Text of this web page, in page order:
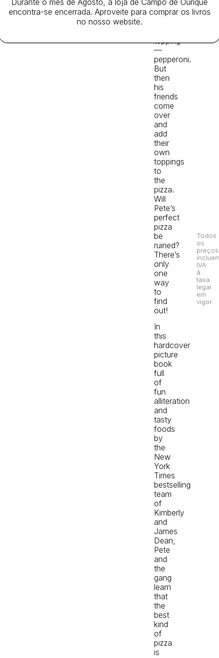
high
with
topping
—
pepperoni.
But
then
his
friends
come
over
and
add
their
own
toppings
to
the
pizza.
Will
Pete’s
perfect
pizza
be
ruined?
There’s
only
one
way
to
find
out!
In
this
hardcover
picture
book
full
of
fun
alliteration
and
tasty
foods
by
the
New
York
Times
bestselling
team
of
Kimberly
and
James
Dean,
Pete
and
the
gang
learn
that
the
best
kind
of
pizza
is
Todos
os
preços
IVA
à
taxa
legal
em
vigor.
Durante o mês de Agosto, a loja de Campo de Ourique
encontra-se encerrada. Aproveite para comprar os livros
no nosso website.